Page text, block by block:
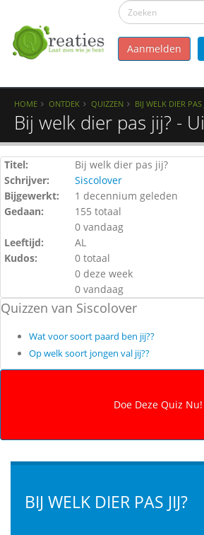
Aanmelden
HOME ONTDEK QUIZZEN BIJ WELK DIER PAS
Bij welk dier pas jij? -
Titel:
Bij welk dier pas jij?
Schrijver:
Siscolover
Bijgewerkt:
1 decennium geleden
Gedaan:
155 totaal
0 vandaag
Leeftijd:
AL
Kudos:
0 totaal
0 deze week
0 vandaag
Quizzen van Siscolover
Wat voor soort paard ben jij??
Op welk soort jongen val jij??
BIJ WELK DIER PAS JIJ?